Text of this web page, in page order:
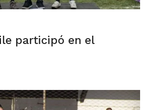
participó en el